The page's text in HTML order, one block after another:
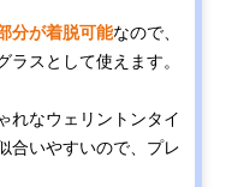
分が着脱可能なので、
スとして使えます。
れなウェリントンタイ
合いやすいので、プレ